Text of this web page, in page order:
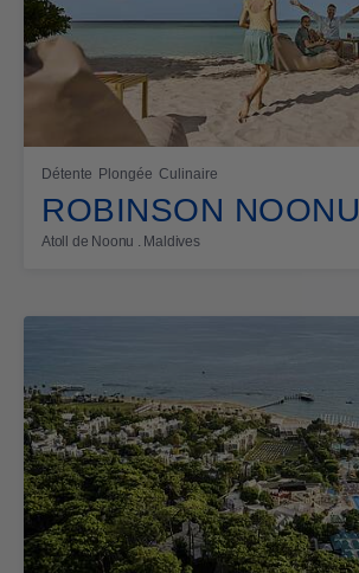
Détente Plongée Culinaire
ROBINSON NOONU
Atoll de Noonu . Maldives